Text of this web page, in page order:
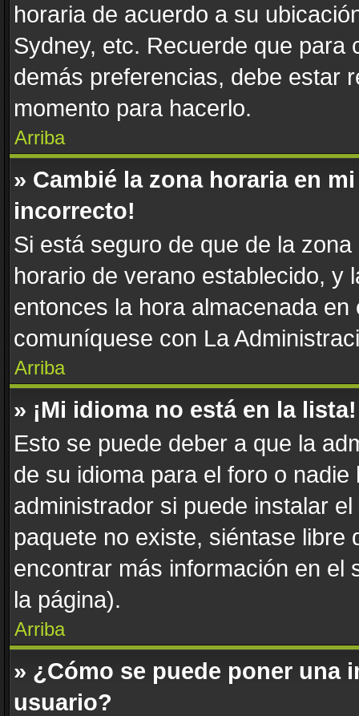
horaria de acuerdo a su
Sydney, etc. Recuerde que para
demás preferencias, debe estar
momento para hacerlo.
Arriba
» Cambié la zona horaria en
incorrecto!
Si está seguro de que de la
horario de verano establecido, y
entonces la hora almacenada
comuníquese con La
Arriba
» ¡Mi idioma no está en la lista!
Esto se puede deber a que la
de su idioma para el foro o
administrador si puede instalar
paquete no existe, siéntase
encontrar más información en el
la página).
Arriba
» ¿Cómo se puede poner una
usuario?